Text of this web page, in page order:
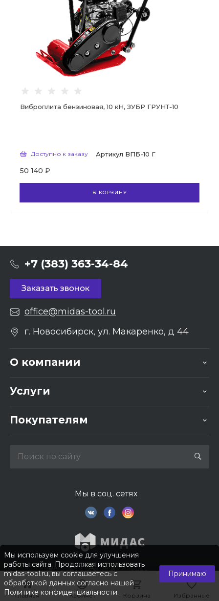
Главная Кабинет Корзина Избранные
Главная Кабинет Корзина Избранные
Виброплита бензиновая, 10 кН, ЗУБР ГРУНТ-10
Доступно к заказу Артикул ВПБ-10 Г
50 140 ₽
В КОРЗИНУ
+7 (383) 363-34-84
Заказать звонок
office@midas-tool.ru
г. Новосибирск, ул. Макаренко, д 44
О компании
Услуги
Покупателям
Мы в соц. сетях
© 2026 © Компания «Мидас». Все права защищены.
Мы используем cookie для улучшения
работы сайта. Продолжая использовать
midas-tool.ru, вы соглашаетесь с
обработкой данных согласно нашей
Политике конфиденциальности.
Принимаю